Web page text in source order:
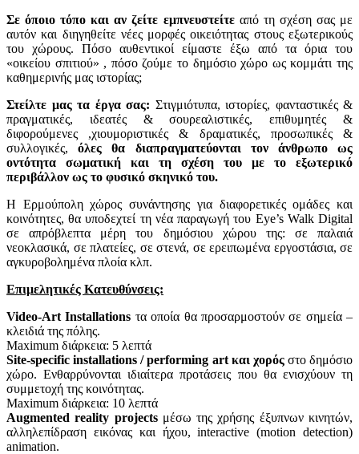
Σε όποιο τόπο και αν ζείτε εμπνευστείτεαπό τη σχέση σας με
αυτόν και διηγηθείτε νέες μορφές οικειότητας στους εξωτερικούς
του χώρους. Πόσο αυθεντικοί είμαστε έξω από τα όρια του
«οικείου σπιτιού» , πόσο ζούμε το δημόσιο χώρο ως κομμάτι της
καθημερινής μας ιστορίας;
Στείλτε μας τα έργα σας: Στιγμιότυπα, ιστορίες, φανταστικές &
πραγματικές, ιδεατές & σουρεαλιστικές, επιθυμητές &
διφορούμενες ,χιουμοριστικές & δραματικές, προσωπικές &
συλλογικές,όλες θα διαπραγματεύονται τον άνθρωπο ως
οντότητα σωματική και τη σχέση του με το εξωτερικό
περιβάλλον ως το φυσικό σκηνικό του.
Η Ερμούπολη χώρος συνάντησης για διαφορετικές ομάδες και
κοινότητες, θα υποδεχτεί τη νέα παραγωγή του Eye’s Walk Digital
σε απρόβλεπτα μέρη του δημόσιου χώρου της: σε παλαιά
νεοκλασικά, σε πλατείες, σε στενά, σε ερειπωμένα εργοστάσια, σε
αγκυροβολημένα πλοία κλπ.
Επιμελητικές Κατευθύνσεις:
Video-Art Installations τα οποία θα προσαρμοστούν σε σημεία –
κλειδιά της πόλης.
Maximum διάρκεια: 5 λεπτά
Site-specific installations / performing art και χορόςστο δημόσιο
χώρο. Ενθαρρύνονται ιδιαίτερα προτάσεις που θα ενισχύουν τη
συμμετοχή της κοινότητας.
Maximum διάρκεια: 10 λεπτά
Augmented reality projectsμέσω της χρήσης έξυπνων κινητών,
αλληλεπίδραση εικόνας και ήχου, interactive (motion detection)
animation.